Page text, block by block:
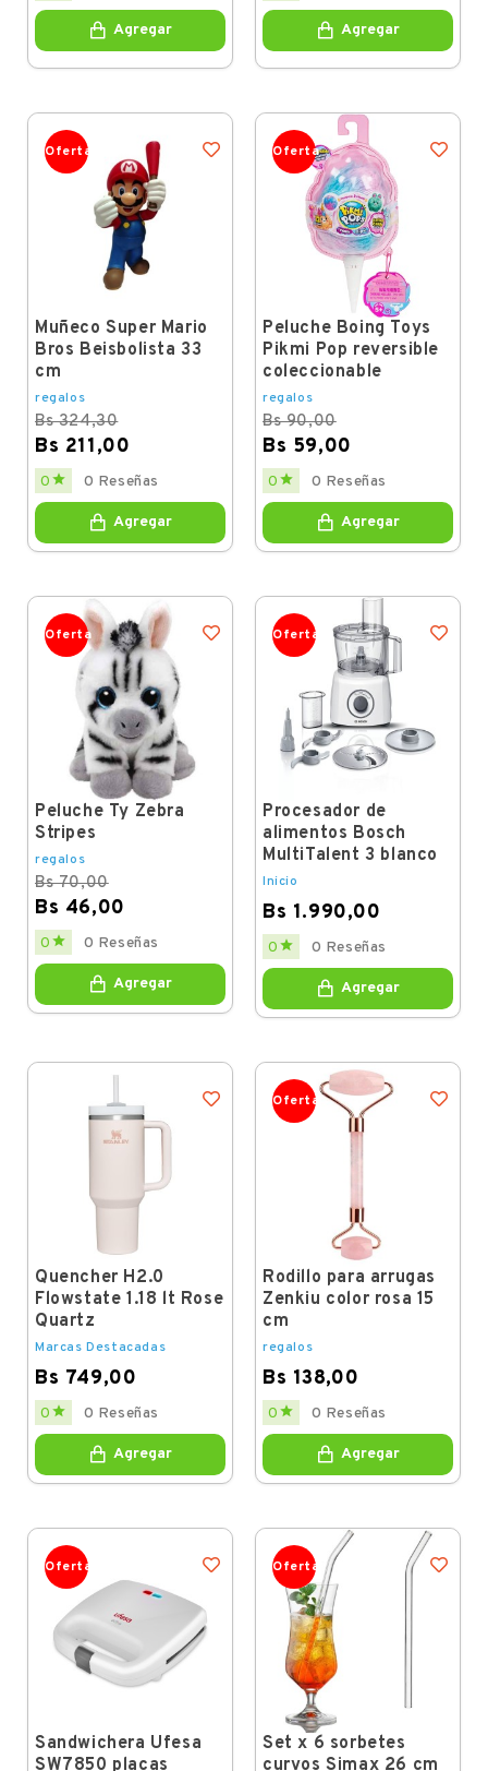
Agregar Agregar
Oferta
Muñeco Super Mario
Bros Beisbolista 33
cm
regalos
Bs 324,30
Bs 211,00
Regular
price
Price
0  0 Reseñas
Agregar
Oferta
Peluche Boing Toys
Pikmi Pop reversible
coleccionable
regalos
Bs 90,00
Bs 59,00
Regular
price
Price
0  0 Reseñas
Agregar
Oferta
Peluche Ty Zebra
Stripes
regalos
Bs 70,00
Bs 46,00
Regular
price
Price
0  0 Reseñas
Agregar
Oferta
Procesador de
alimentos Bosch
MultiTalent 3 blanco
Inicio
Bs 1.990,00
Price
0  0 Reseñas
Agregar
Quencher H2.0
Flowstate 1.18 lt Rose
Quartz
Marcas Destacadas
Bs 749,00
Price
0  0 Reseñas
Agregar
Oferta
Rodillo para arrugas
Zenkiu color rosa 15
cm
regalos
Bs 138,00
Price
0  0 Reseñas
Agregar
Oferta
Sandwichera Ufesa
SW7850 placas
Oferta
Set x 6 sorbetes
curvos Simax 26 cm